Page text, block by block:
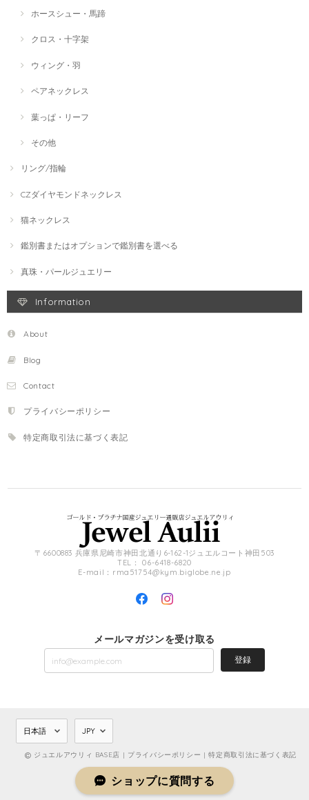
ホースシュー・馬蹄
クロス・十字架
ウィング・羽
ペアネックレス
葉っぱ・リーフ
その他
リング/指輪
CZダイヤモンドネックレス
猫ネックレス
鑑別書またはオプションで鑑別書を選べる
真珠・パールジュエリー
Information
About
Blog
Contact
プライバシーポリシー
特定商取引法に基づく表記
〒6600883 兵庫県尼崎市神田北通り6-162-1ジュエルコート神田503
TEL： 06-6418-6820
E-mail： rma51754@kym.biglobe.ne.jp
メールマガジンを受け取る
登録
ジュエルアウリィ BASE店 | プライバシーポリシー |特定商取引法に基づく表記
ショップに質問する